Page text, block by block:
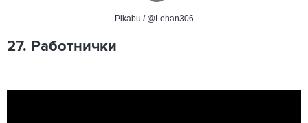
Pikabu / @Lehan306
27. Работнички